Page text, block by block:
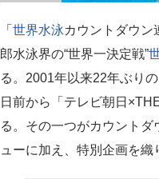
「 世界水泳カウントダウ
郎水泳界の“世界一決定戦”
る。2001年以来22年ぶり
日前から「テレビ朝日
る。その一つがカウント
ューに加え、特別企画を織